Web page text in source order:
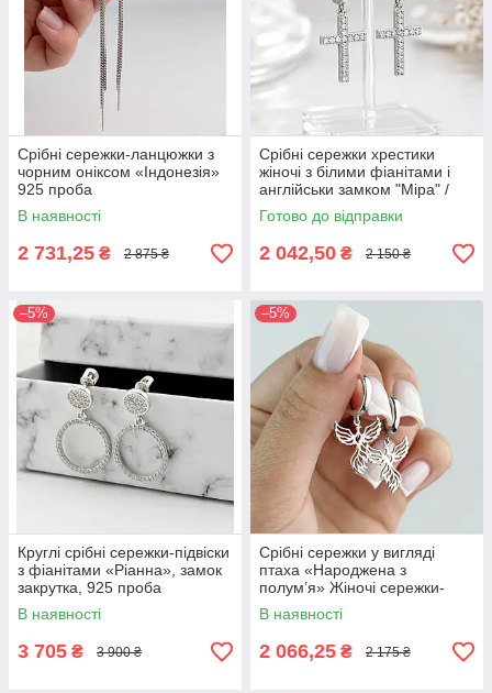
Срібні сережки-ланцюжки з
чорним оніксом «Індонезія»
925 проба
В наявності
2 731,25 ₴ 2 875 ₴
Срібні сережки хрестики
жіночі з білими фіанітами і
англійськи замком "Міра" /
Стильні сережки срібло з
камінням
Готово до відправки
2 042,50 ₴ 2 150 ₴
–5%
Круглі срібні сережки-підвіски
з фіанітами «Ріанна», замок
закрутка, 925 проба
В наявності
3 705 ₴ 3 900 ₴
–5%
Срібні сережки у вигляді
птаха «Народжена з
полум’я» Жіночі сережки-
фенікс срібні 925 проба
В наявності
2 066,25 ₴ 2 175 ₴